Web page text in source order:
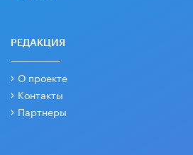
РЕДАКЦИЯ
О проекте
Контакты
Партнеры